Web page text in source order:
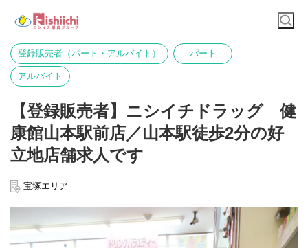
登録販売者（パート・アルバイト） パート
アルバイト
【登録販売者】ニシイチドラッグ 健
康館山本駅前店／山本駅徒歩2分の好
立地店舗求人です
宝塚エリア